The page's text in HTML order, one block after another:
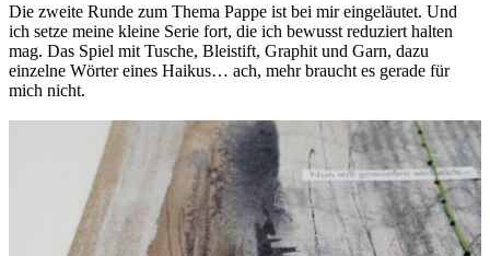
Die zweite Runde zum Thema Pappe ist bei mir eingeläutet. Und
ich setze meine kleine Serie fort, die ich bewusst reduziert halten
mag. Das Spiel mit Tusche, Bleistift, Graphit und Garn, dazu
einzelne Wörter eines Haikus… ach, mehr braucht es gerade für
mich nicht.